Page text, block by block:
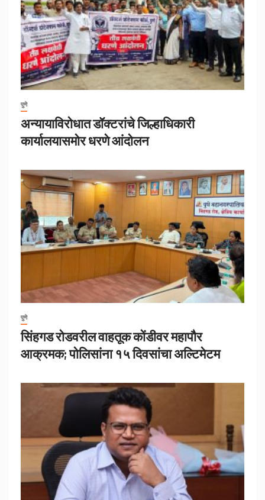
पुणे
अन्यायाविरोधात डॉक्टरांचे जिल्हाधिकारी
कार्यालयासमोर धरणे आंदोलन
पुणे
सिंहगड रोडवरील वाहतूक कोंडीवर महापौर
आक्रमक; पोलिसांना १५ दिवसांचा अल्टिमेटम